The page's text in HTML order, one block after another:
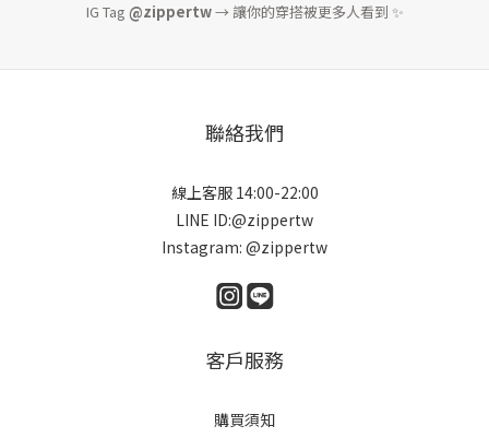
IG Tag @zippertw→ 讓你的穿搭被更多人看到 ✨
聯絡我們
線上客服 14:00-22:00
LINE ID:@zippertw
Instagram: @zippertw
客戶服務
購買須知